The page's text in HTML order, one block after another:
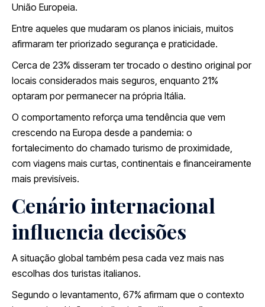
União Europeia.
Entre aqueles que mudaram os planos iniciais, muitos
afirmaram ter priorizado segurança e praticidade.
Cerca de 23% disseram ter trocado o destino original por
locais considerados mais seguros, enquanto 21%
optaram por permanecer na própria Itália.
O comportamento reforça uma tendência que vem
crescendo na Europa desde a pandemia: o
fortalecimento do chamado turismo de proximidade,
com viagens mais curtas, continentais e financeiramente
mais previsíveis.
Cenário internacional
influencia decisões
A situação global também pesa cada vez mais nas
escolhas dos turistas italianos.
Segundo o levantamento, 67% afirmam que o contexto